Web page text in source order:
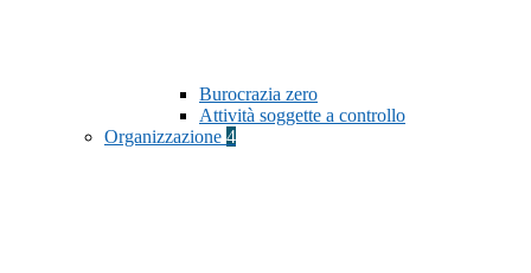
Burocrazia zero
Attività soggette a controllo
Organizzazione 4